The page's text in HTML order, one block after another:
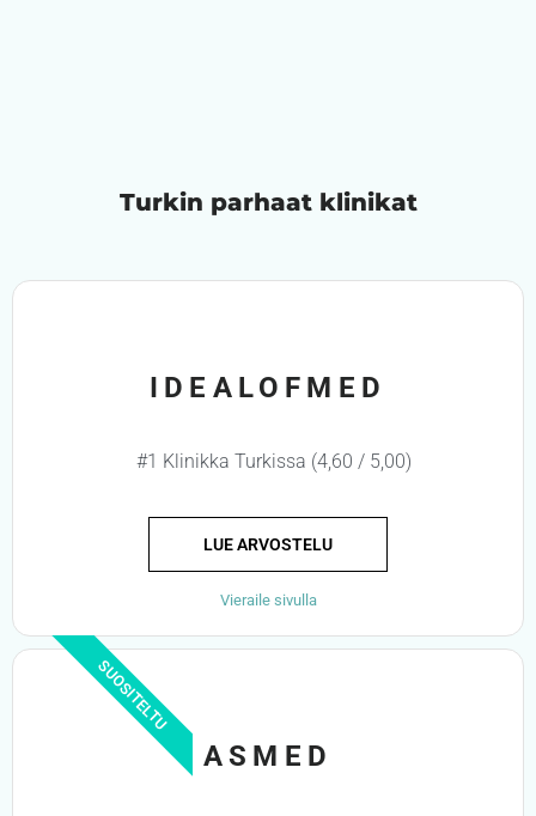
Turkin parhaat klinikat
IDEALOFMED
#1 Klinikka Turkissa (4,60 / 5,00)
LUE ARVOSTELU
Vieraile sivulla
SUOSITELTU
ASMED